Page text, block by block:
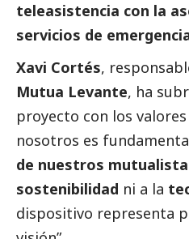
teleasistencia con la
servicios de
Xavi Cortés,
Mutua Levante, ha
proyecto con los
nosotros es
de nuestros
sostenibilidad ni a la
dispositivo representa